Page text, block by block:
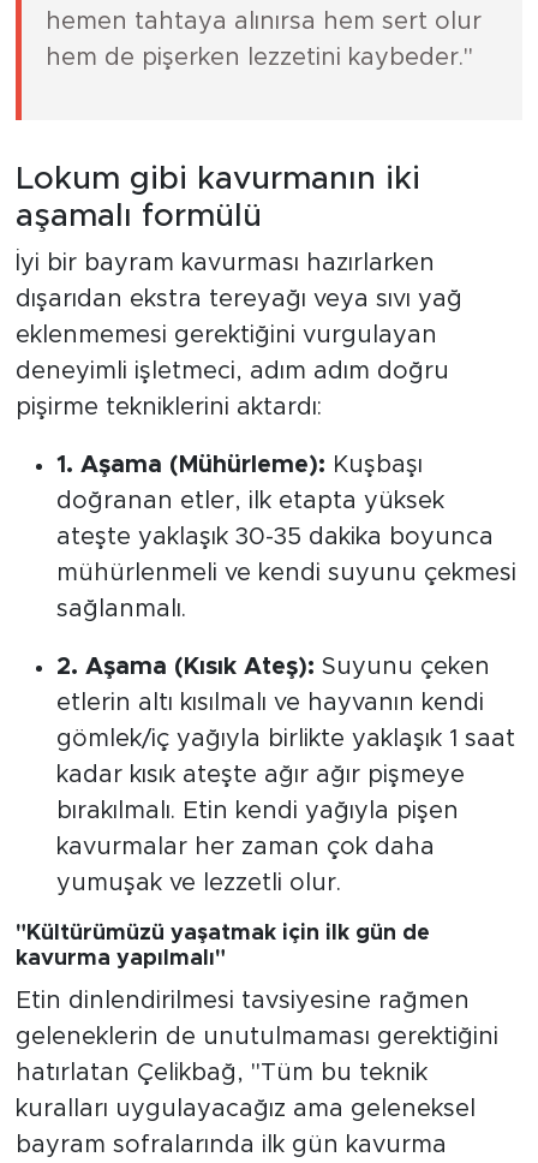
hemen tahtaya alınırsa hem sert olur
hem de pişerken lezzetini kaybeder."
Lokum gibi kavurmanın iki
aşamalı formülü
İyi bir bayram kavurması hazırlarken
dışarıdan ekstra tereyağı veya sıvı yağ
eklenmemesi gerektiğini vurgulayan
deneyimli işletmeci, adım adım doğru
pişirme tekniklerini aktardı:
1. Aşama (Mühürleme): Kuşbaşı
doğranan etler, ilk etapta yüksek
ateşte yaklaşık 30-35 dakika boyunca
mühürlenmeli ve kendi suyunu çekmesi
sağlanmalı.
2. Aşama (Kısık Ateş): Suyunu çeken
etlerin altı kısılmalı ve hayvanın kendi
gömlek/iç yağıyla birlikte yaklaşık 1 saat
kadar kısık ateşte ağır ağır pişmeye
bırakılmalı. Etin kendi yağıyla pişen
kavurmalar her zaman çok daha
yumuşak ve lezzetli olur.
"Kültürümüzü yaşatmak için ilk gün de
kavurma yapılmalı"
Etin dinlendirilmesi tavsiyesine rağmen
geleneklerin de unutulmaması gerektiğini
hatırlatan Çelikbağ, "Tüm bu teknik
kuralları uygulayacağız ama geleneksel
bayram sofralarında ilk gün kavurma